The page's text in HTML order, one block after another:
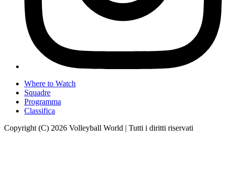
Where to Watch
Squadre
Programma
Classifica
Copyright (C) 2026 Volleyball World | Tutti i diritti riservati